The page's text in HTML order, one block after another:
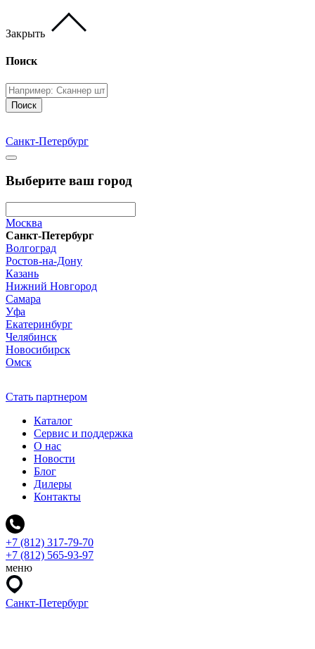
Закрыть
Поиск
Поиск
Санкт-Петербург
Выберите ваш город
Москва
Санкт-Петербург
Волгоград
Ростов-на-Дону
Казань
Нижний Новгород
Самара
Уфа
Екатеринбург
Челябинск
Новосибирск
Омск
Стать партнером
Каталог
Сервис и поддержка
О нас
Новости
Блог
Дилеры
Контакты
+7 (812) 317-79-70
+7 (812) 565-93-97
меню
Санкт-Петербург